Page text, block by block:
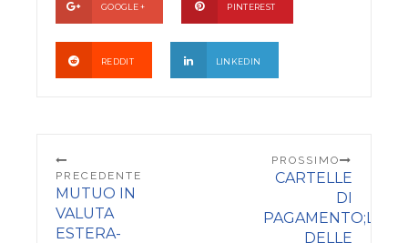
GOOGLE + PINTEREST
REDDIT LINKEDIN
PRECEDENTE
MUTUO IN
VALUTA
ESTERA-
PROSSIMO
CARTELLE
DI
DELLE